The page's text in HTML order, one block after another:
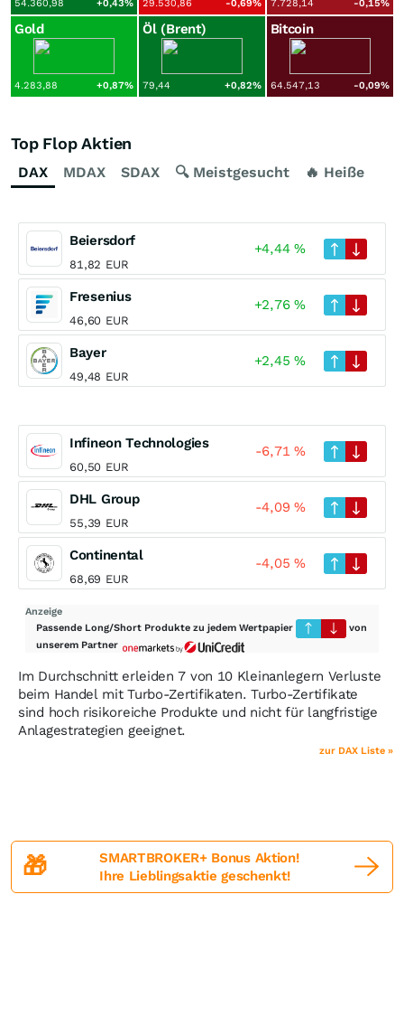
54.360,98 +0,43% 29.530,86 -0,69% 7.728,14 -0,15%
Gold
4.283,88 +0,87%
Öl (Brent)
79,44 +0,82%
Bitcoin
64.547,13 -0,09%
Top Flop Aktien
DAX MDAX SDAX 🔍 Meistgesucht 🔥 Heiße
Beiersdorf
81,82 EUR
+4,44%
Fresenius
46,60 EUR
+2,76%
Bayer
49,48 EUR
+2,45%
Infineon Technologies
60,50 EUR
-6,71%
DHL Group
55,39 EUR
-4,09%
Continental
68,69 EUR
-4,05%
Anzeige
Passende Long/Short Produkte zu jedem Wertpapier
von
unserem Partner
Im Durchschnitt erleiden 7 von 10 Kleinanlegern Verluste
beim Handel mit Turbo-Zertifikaten. Turbo-Zertifikate
sind hoch risikoreiche Produkte und nicht für langfristige
Anlagestrategien geeignet.
zur DAX Liste »
🎁
SMARTBROKER+ Bonus Aktion!
Ihre Lieblingsaktie geschenkt!